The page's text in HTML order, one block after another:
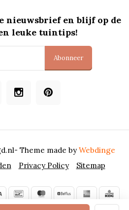
nieuwsbrief en blijf op de
leuke tuintips!
Abonneer
Privacy Policy Sitemap
- Theme made byWebdinge